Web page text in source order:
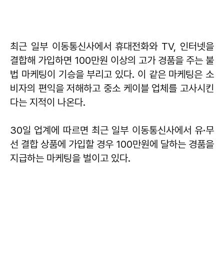
최근 일부 이동통신사에서 휴대전화와 TV, 인터넷을
결합해 가입하면 100만원 이상의 고가 경품을 주는 불
법 마케팅이 기승을 부리고 있다. 이 같은 마케팅은 소
비자의 편익을 저해하고 중소 케이블 업체를 고사시킨
다는 지적이 나온다.
30일 업계에 따르면 최근 일부 이동통신사에서 유·무
선 결합 상품에 가입할 경우 100만원에 달하는 경품을
지급하는 마케팅을 벌이고 있다.